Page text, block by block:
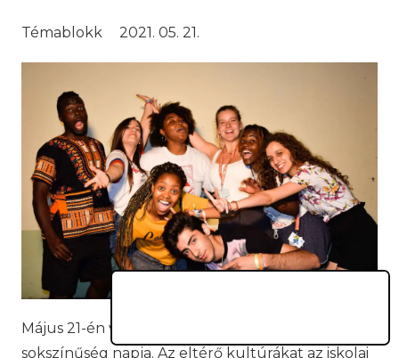
Témablokk 2021. 05. 21.
Május 21-én van a kulturális fejlődés és
sokszínűség napja. Az eltérő kultúrákat az iskolai